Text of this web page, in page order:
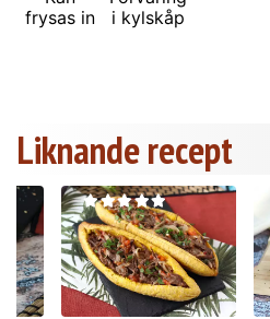
frysas in
i kylskåp
Liknande recept